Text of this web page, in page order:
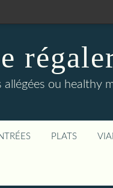
allégées ou healthy
PLATS